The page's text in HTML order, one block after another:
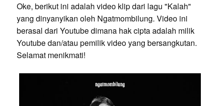
Oke, berikut ini adalah video klip dari lagu "Kalah"
yang dinyanyikan oleh Ngatmombilung. Video ini
berasal dari Youtube dimana hak cipta adalah milik
Youtube dan/atau pemilik video yang bersangkutan.
Selamat menikmati!